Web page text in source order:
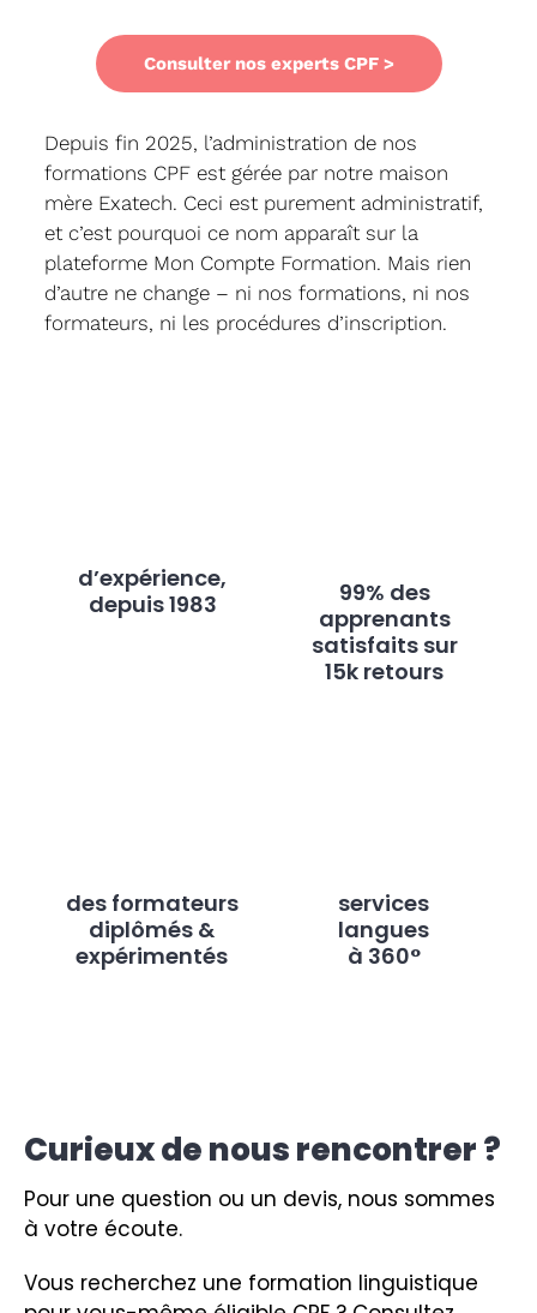
Consulter nos experts CPF >
Depuis fin 2025, l’administration de nos
formations CPF est gérée par notre maison
mère Exatech. Ceci est purement administratif,
et c’est pourquoi ce nom apparaît sur la
plateforme Mon Compte Formation. Mais rien
d’autre ne change – ni nos formations, ni nos
formateurs, ni les procédures d’inscription.
d’expérience,
depuis 1983
99% des
apprenants
satisfaits sur
15k retours
des formateurs
diplômés &
expérimentés
services
langues
à 360°
Curieux de nous rencontrer ?
Pour une question ou un devis, nous sommes
à votre écoute.
Vous recherchez une formation linguistique